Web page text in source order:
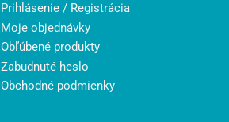
Prihlásenie / Registrácia
Moje objednávky
Obľúbené produkty
Zabudnuté heslo
Obchodné podmienky